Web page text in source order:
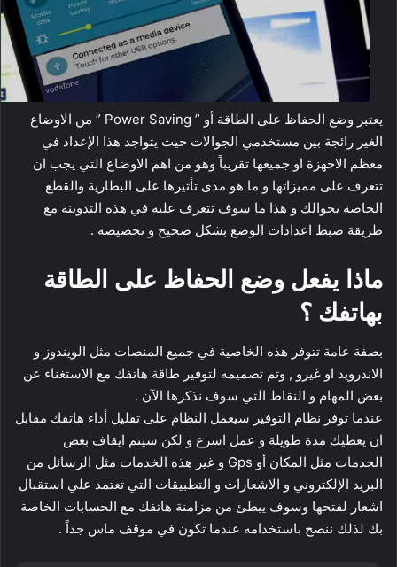
يعتبر وضع الحفاظ على الطاقة أو ” Power Saving ” من الاوضاع
الغير رائجة بين مستخدمي الجوالات حيث يتواجد هذا الإعداد في
معظم الاجهزة او جميعها تقريباً وهو من اهم الاوضاع التي يجب ان
تتعرف على مميزاتها و ما هو مدى تأثيرها على البطارية والقطع
الخاصة بجوالك و هذا ما سوف تتعرف عليه في هذه التدوينة مع
طريقة ضبط اعدادات الوضع بشكل صحيح و تخصيصه .
ماذا يفعل وضع الحفاظ على الطاقة
بهاتفك ؟
بصفة عامة تتوفر هذه الخاصية في جميع المنصات مثل الويندوز و
الاندرويد او غيرو , وتم تصميمه لتوفير طاقة هاتفك مع الاستغناء عن
بعض المهام و النقاط التي سوف نذكرها الآن .
عندما توفر نظام التوفير سيعمل النظام على تقليل أداء هاتفك مقابل
ان يعطيك مدة طويلة و عمل اسرع و لكن سيتم ايقاف بعض
الخدمات مثل المكان أو Gps و غير هذه الخدمات مثل الرسائل من
البريد الإلكتروني و الاشعارات و التطبيقات التي تعتمد علي استقبال
اشعار لفتحها وسوف يبطئ من مزامنة هاتفك مع الحسابات الخاصة
بك لذلك ننصح باستخدامه عندما تكون في موقف ماس جداً .